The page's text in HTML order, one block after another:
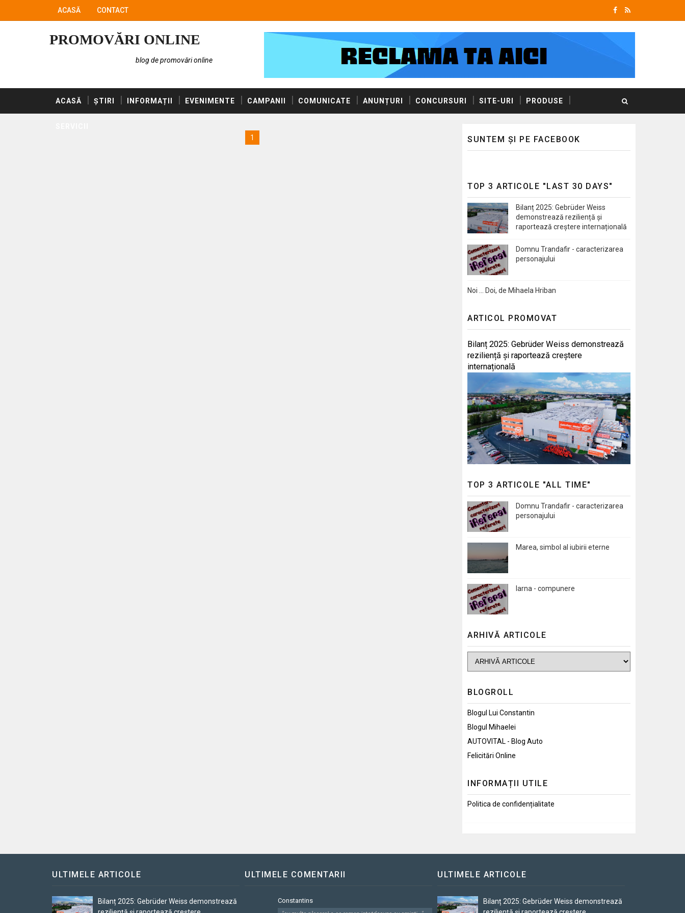
ACASĂ CONTACT
PROMOVĂRI ONLINE
blog de promovări online
ACASĂ ȘTIRI INFORMAȚII EVENIMENTE CAMPANII COMUNICATE ANUNȚURI CONCURSURI SITE-URI PRODUSE
1
SUNTEM ȘI PE FACEBOOK
TOP 3 ARTICOLE "LAST 30 DAYS"
Bilanț 2025: Gebrüder Weiss
demonstrează reziliență și
raportează creștere internațională
Domnu Trandafir - caracterizarea
personajului
Noi … Doi, de Mihaela Hriban
ARTICOL PROMOVAT
Bilanț 2025: Gebrüder Weiss demonstrează
reziliență și raportează creștere
internațională
TOP 3 ARTICOLE "ALL TIME"
Domnu Trandafir - caracterizarea
personajului
Marea, simbol al iubirii eterne
Iarna - compunere
ARHIVĂ ARTICOLE
BLOGROLL
Blogul Lui Constantin
Blogul Mihaelei
AUTOVITAL - Blog Auto
Felicitări Online
INFORMAȚII UTILE
Politica de confidențialitate
ULTIMELE ARTICOLE
Bilanț 2025: Gebrüder Weiss demonstrează
ULTIMELE COMENTARII
Constantins
ULTIMELE ARTICOLE
Bilanț 2025: Gebrüder Weiss demonstrează